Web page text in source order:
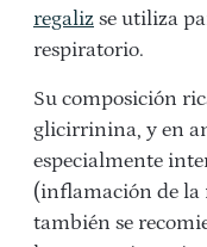
regaliz se utiliza
respiratorio.
Su composición
glicirrinina, y en
especialmente
(inflamación de la
también se